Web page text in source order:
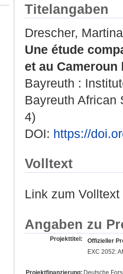
Titelangaben
Drescher, Martina
Une étude
et au
Bayreuth :
Bayreuth African
4)
DOI: https://
Volltext
Link zum
Angaben zu
Projekttitel:
Offizieller
EXC 2052:
Projektfinanzierung: Deutsche